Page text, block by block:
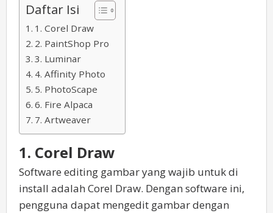
Daftar Isi
1. Corel Draw
2. PaintShop Pro
3. Luminar
4. Affinity Photo
5. PhotoScape
6. Fire Alpaca
7. Artweaver
1. Corel Draw
Software editing gambar yang wajib untuk di
install adalah Corel Draw. Dengan software ini,
pengguna dapat mengedit gambar dengan